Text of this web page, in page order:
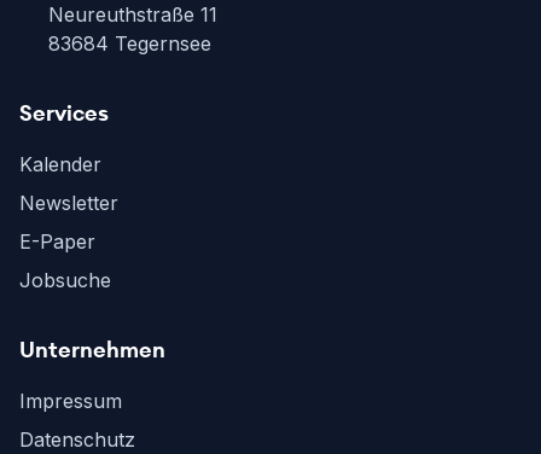
Neureuthstraße 11
83684 Tegernsee
Services
Kalender
Newsletter
E-Paper
Jobsuche
Unternehmen
Impressum
Datenschutz